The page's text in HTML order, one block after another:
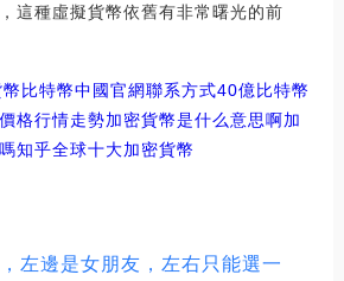
這種虛擬貨幣依舊有非常曙光的前
幣比特幣中國官網聯系方式40億比特幣
格行情走勢加密貨幣是什么意思啊加
知乎全球十大加密貨幣
左邊是女朋友，左右只能選一